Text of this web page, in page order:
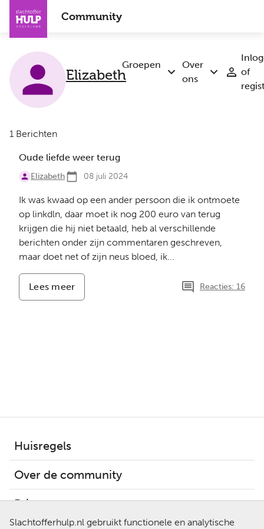
Slachtofferhulp.nl gebruikt functionele en analytische
Overslaan
naar
inhoud
gaan
Community
Groepen
Submenu
Over
ons
Submenu
of
Elizabeth
1 Berichten
Oude liefde weer terug
Elizabeth 08 juli 2024
Ik was kwaad op een ander persoon die ik ontmoete
op linkdln, daar moet ik nog 200 euro van terug
krijgen die hij niet betaald, heb al verschillende
berichten onder zijn commentaren geschreven,
maar doet net of zijn neus bloed, ik...
Lees meer
Oude
Reacties: 16
Huisregels
Over de community
Privacy